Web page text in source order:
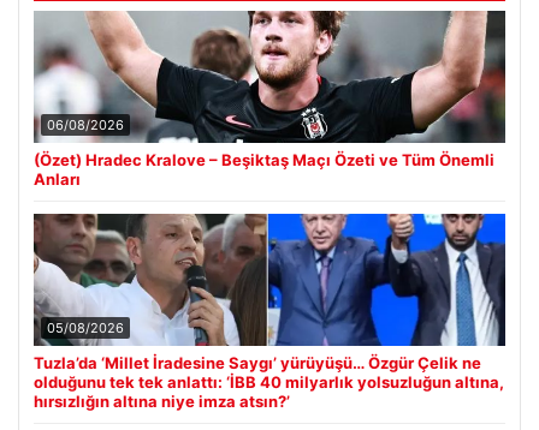
06/08/2026
(Özet) Hradec Kralove – Beşiktaş Maçı Özeti ve Tüm Önemli
Anları
05/08/2026
Tuzla’da ‘Millet İradesine Saygı’ yürüyüşü… Özgür Çelik ne
olduğunu tek tek anlattı: ‘İBB 40 milyarlık yolsuzluğun altına,
hırsızlığın altına niye imza atsın?’